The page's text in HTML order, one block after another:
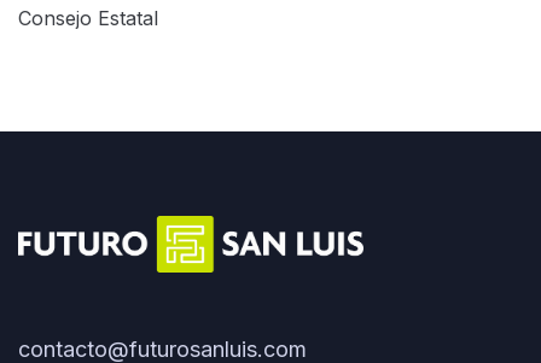
Consejo Estatal
contacto@futurosanluis.com